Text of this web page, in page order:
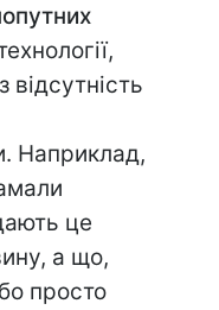
відсутність
Наприклад,
це
а що,
просто